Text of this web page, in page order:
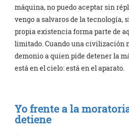
máquina, no puedo aceptar sin
vengo a salvaros de la tecnología,
propia existencia forma parte de
limitado. Cuando una civilización
demonio a quien pide detener la
está en el cielo: está en el aparato.
Yo frente a la
detiene